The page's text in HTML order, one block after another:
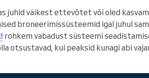
juhid väikest ettevõtet või oled
broneerimissüsteemid igal juhul
rohkem vabadust süsteemi
otsustavad, kui peaksid kunagi abi